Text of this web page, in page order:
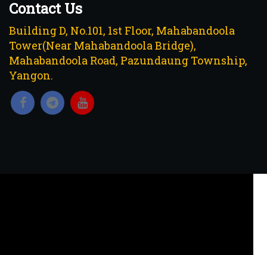
Contact Us
Building D, No.101, 1st Floor, Mahabandoola
Tower(Near Mahabandoola Bridge),
Mahabandoola Road, Pazundaung Township,
Yangon.